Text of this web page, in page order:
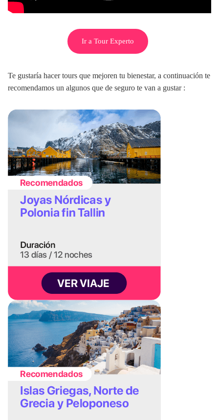
Ir a Tour Experto
Te gustaría hacer tours que mejoren tu bienestar, a continuación te
recomendamos un algunos que de seguro te van a gustar :